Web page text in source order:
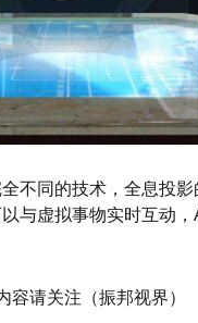
不同的技术，全息投
与虚拟事物实时互动
请关注（振邦视界）